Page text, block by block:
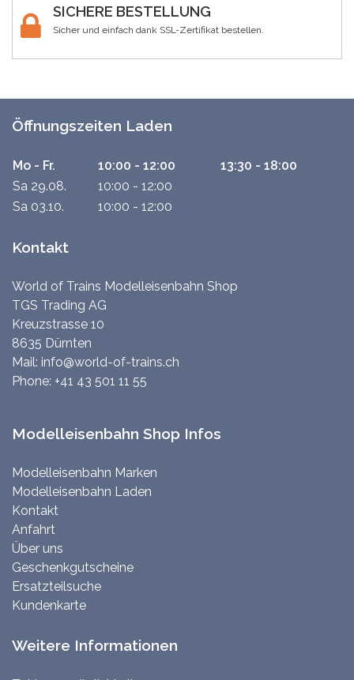
SICHERE BESTELLUNG
Sicher und einfach dank SSL-Zertifikat bestellen.
Öffnungszeiten Laden
Mo - Fr. 10:00 - 12:00
13:30 - 18:00
Sa 29.08.
10:00 - 12:00
Sa 03.10.
10:00 - 12:00
Kontakt
World of Trains Modelleisenbahn Shop
TGS Trading AG
Kreuzstrasse 10
8635 Dürnten
Mail: info@world-of-trains.ch
Phone: +41 43 501 11 55
Modelleisenbahn Shop Infos
Modelleisenbahn Marken
Modelleisenbahn Laden
Kontakt
Anfahrt
Über uns
Geschenkgutscheine
Ersatzteilsuche
Kundenkarte
Weitere Informationen